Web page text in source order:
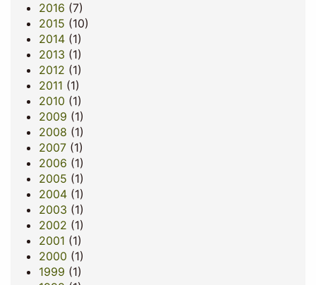
2016 (7)
2015 (10)
2014(1)
2013 (1)
2012 (1)
2011 (1)
2010 (1)
2009 (1)
2008 (1)
2007(1)
2006 (1)
2005 (1)
2004(1)
2003 (1)
2002 (1)
2001 (1)
2000 (1)
1999 (1)